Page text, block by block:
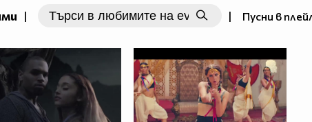
| | Пусни в